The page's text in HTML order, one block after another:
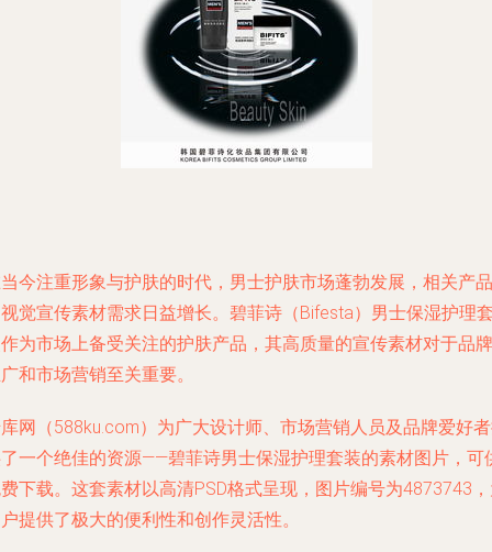
今注重形象与护肤的时代，男士护肤市场蓬勃发展，相关产品
觉宣传素材需求日益增长。碧菲诗（Bifesta）男士保湿护理
为市场上备受关注的护肤产品，其高质量的宣传素材对于品牌
和市场营销至关重要。
网（588ku.com）为广大设计师、市场营销人员及品牌爱好
一个绝佳的资源——碧菲诗男士保湿护理套装的素材图片，可
下载。这套素材以高清PSD格式呈现，图片编号为4873743
提供了极大的便利性和创作灵活性。